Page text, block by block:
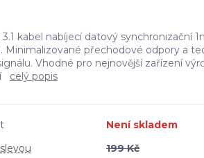
3.1 kabel nabíjecí datový synchronizační
Minimalizované přechodové odpory a
Vhodné pro nejnovější zařízení
celý popis
Není skladem
199 Kč